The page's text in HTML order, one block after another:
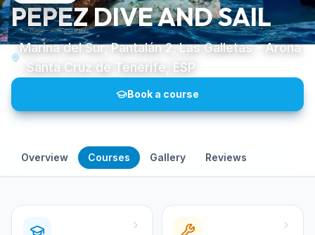
PEPEZ DIVE AND SAIL
Marina del Sur, Pantalán 2, Las Galletas - Arona
, Santa Cruz de Tenerife, ESP
Book a course
Overview Courses Gallery Reviews